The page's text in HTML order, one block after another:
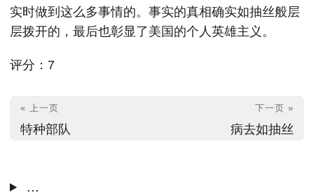
实时做到这么多事情的。事实的真相确实如抽丝般层
层拨开的，最后也彰显了美国的个人英雄主义。
评分：7
« 上一页
特种部队
下一页 »
病去如抽丝
...